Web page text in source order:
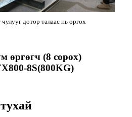
чулууг дотор талаас нь өргөх
өргөгч (8 сорох)
8S(800KG)